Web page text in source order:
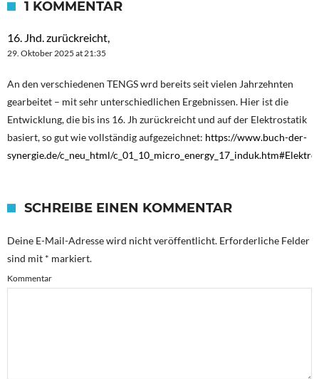
1 KOMMENTAR
16. Jhd. zurückreicht,
29. Oktober 2025 at 21:35
An den verschiedenen TENGS wrd bereits seit vielen Jahrzehnten
gearbeitet – mit sehr unterschiedlichen Ergebnissen. Hier ist die
Entwicklung, die bis ins 16. Jh zurückreicht und auf der Elektrostatik
basiert, so gut wie vollständig aufgezeichnet: https://www.buch-der-
synergie.de/c_neu_html/
SCHREIBE EINEN KOMMENTAR
Deine E-Mail-Adresse wird nicht veröffentlicht. Erforderliche Felder
sind mit * markiert.
Kommentar